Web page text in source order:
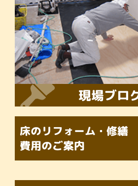
現場ブロ
床のリフォーム・修繕
費用のご案内